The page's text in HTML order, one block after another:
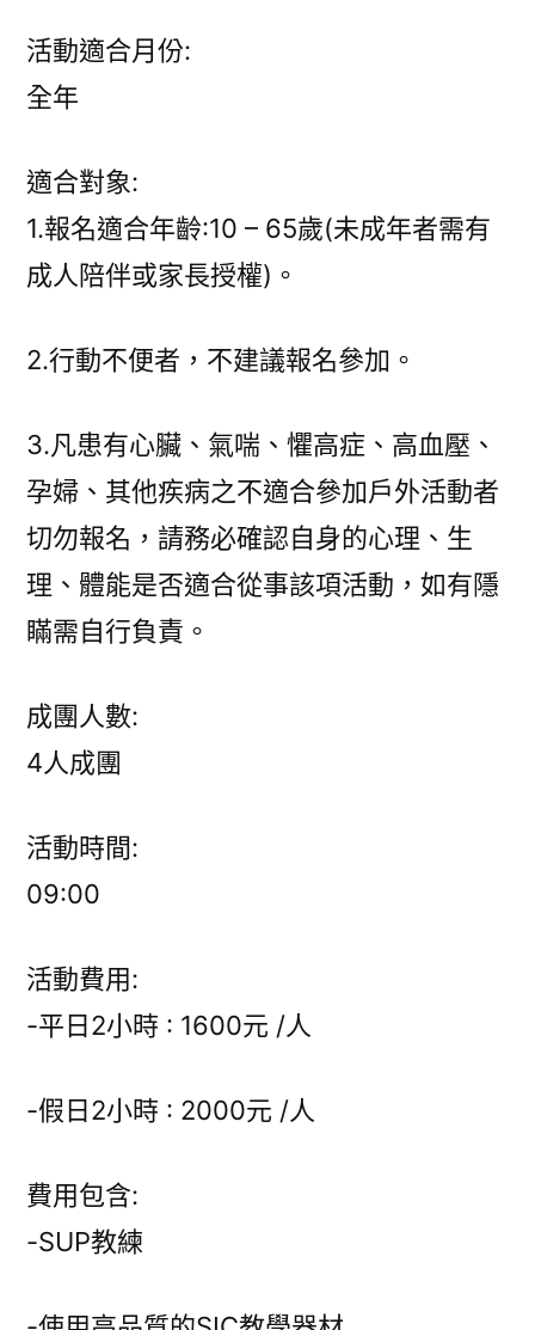
活動適合月份:
全年
適合對象:
1.報名適合年齡:10 – 65歲(未成年者需有
成人陪伴或家長授權)。
2.行動不便者，不建議報名參加。
3.凡患有心臟、氣喘、懼高症、高血壓、
孕婦、其他疾病之不適合參加戶外活動者
切勿報名，請務必確認自身的心理、生
理、體能是否適合從事該項活動，如有隱
瞞需自行負責。
成團人數:
4人成團
活動時間:
09:00
活動費用:
-平日2小時 : 1600元 /人
-假日2小時 : 2000元 /人
費用包含:
-SUP教練